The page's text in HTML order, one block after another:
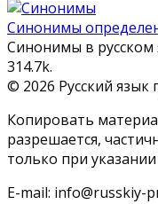
Синонимы
Синонимы в русском
314.7k.
© 2026 Русский язык
Копировать
разрешается,
только при
E-mail: info@russkiy-